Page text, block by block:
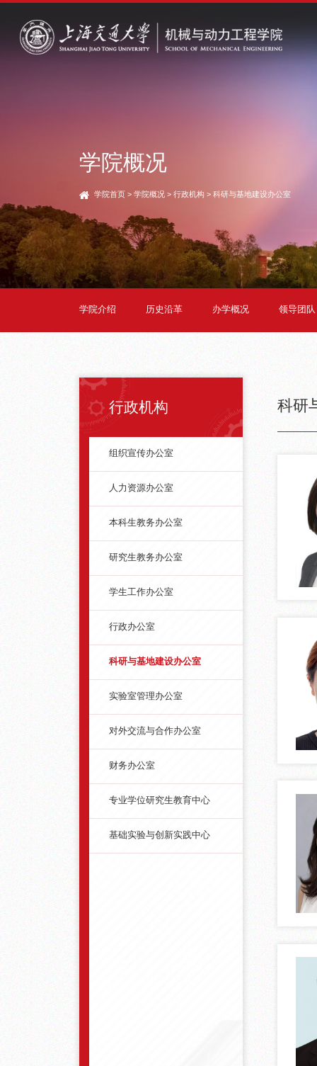
学院概况
学院首页 > 学院概况 > 行政机构 > 科研与基地建设办公室
学院介绍 历史沿革 办学概况 领导团队
行政机构
组织宣传办公室
人力资源办公室
本科生教务办公室
研究生教务办公室
学生工作办公室
行政办公室
科研与基地建设办公室
实验室管理办公室
对外交流与合作办公室
财务办公室
专业学位研究生教育中心
基础实验与创新实践中心
科研